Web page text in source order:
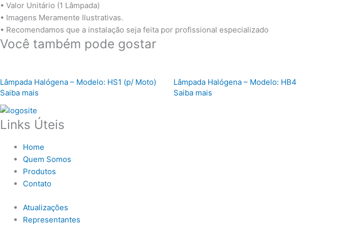
• Valor Unitário (1 Lâmpada)
• Imagens Meramente Ilustrativas.
• Recomendamos que a instalação seja feita por profissional especializado
Você também pode gostar
Lâmpada Halógena – Modelo: HS1 (p/ Moto)
Saiba mais
Lâmpada Halógena – Modelo: HB4
Saiba mais
Links Úteis
Home
Quem Somos
Produtos
Contato
Atualizações
Representantes